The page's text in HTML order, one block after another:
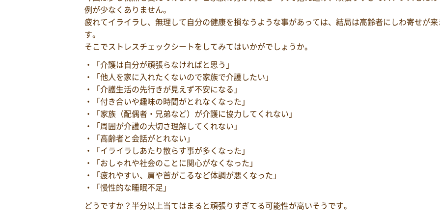
例が少なくありません。
疲れてイライラし、無理して自分の健康を損なうような事があっては、結局は高齢者にしわ寄せが
す。
そこでストレスチェックシートをしてみてはいかがでしょうか。
・「介護は自分が頑張らなければと思う」
・「他人を家に入れたくないので家族で介護したい」
・「介護生活の先行きが見えず不安になる」
・「付き合いや趣味の時間がとれなくなった」
・「家族（配偶者・兄弟など）が介護に協力してくれない」
・「周囲が介護の大切さ理解してくれない」
・「高齢者と会話がとれない」
・「イライラしあたり散らす事が多くなった」
・「おしゃれや社会のことに関心がなくなった」
・「疲れやすい、肩や首がこるなど体調が悪くなった」
・「慢性的な睡眠不足」
どうですか？半分以上当てはまると頑張りすぎてる可能性が高いそうです。